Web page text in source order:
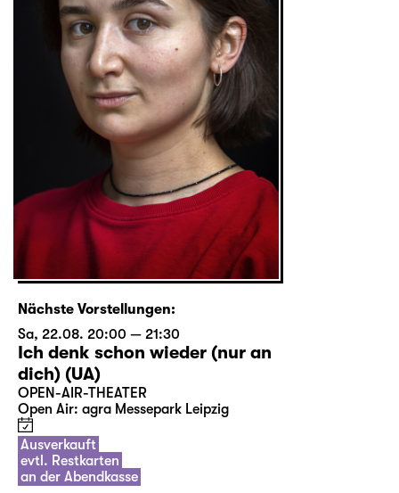
Nächste Vorstellungen:
Sa, 22.08. 20:00 — 21:30
Ich denk schon wieder (nur an
dich) (UA)
OPEN-AIR-THEATER
Open Air: agra Messepark Leipzig
Ausverkauft
evtl. Restkarten
an der Abendkasse